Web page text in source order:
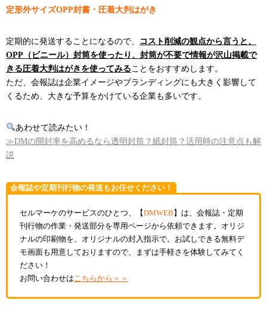
定形外サイズOPP封書・圧着大判はがき
定期的に発送することになるので、
コスト削減の観点から言うと、
OPP（ビニール）封筒を使ったり、封筒が不要で情報が沢山掲載で
きる圧着大判はがきを使ってみる ことをおすすめします。
ただ、会報誌は企業イメージやブランディングにも大きく影響して
くるため、大きな予算をかけている企業も多いです。
あわせて読みたい！
≫DMの開封率を高めるなら透明封筒？紙封筒？活用時の注意点も解
説
会報誌や定期刊行物の発送もお任せください！
セルマーケのサービスのひとつ、【DMWEB】は、会報誌・定期
刊行物の作業・発送部分を専用ページから依頼できます。オリジ
ナルの印刷物を、オリジナルの封入指示で。お試しできる無料デ
モ画面も用意しておりますので、まずは手軽さを体験してみてく
ださい！
お問い合わせは こちらから＞＞